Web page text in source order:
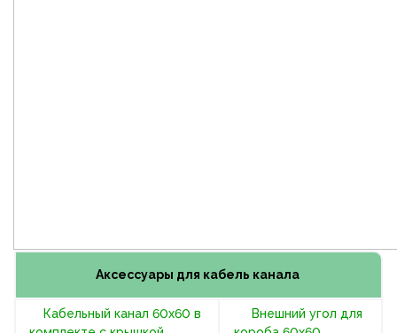
Аксессуары для кабель канала
Кабельный канал 60х60 в
Внешний угол для